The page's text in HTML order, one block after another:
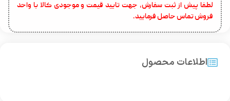
لطفا پیش از ثبت سفارش، جهت تایید قیمت و موجودی کالا با واحد
فروش تماس حاصل فرمایید.
اطلاعات محصول